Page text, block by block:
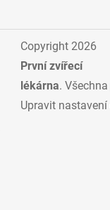
Copyright 2026
První zvířecí
lékárna.
Upravit nastavení